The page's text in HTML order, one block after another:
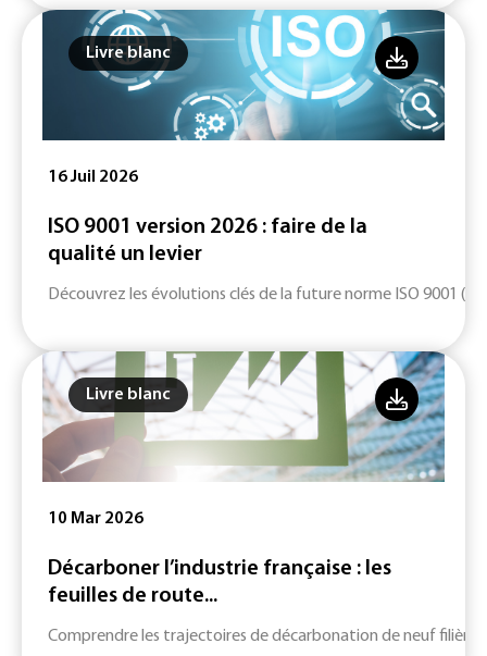
Livre blanc
16 Juil 2026
ISO 9001 version 2026 : faire de la
qualité un levier
Découvrez les évolutions clés de la future norme ISO 9001
Livre blanc
10 Mar 2026
Décarboner l’industrie française : les
feuilles de route...
Comprendre les trajectoires de décarbonation de neuf